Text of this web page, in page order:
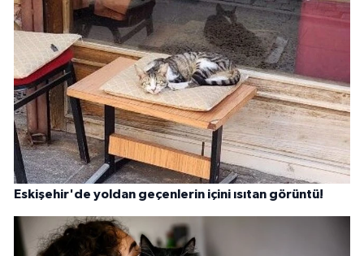
Eskişehir'de yoldan geçenlerin içini ısıtan görüntü!